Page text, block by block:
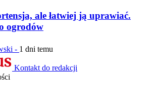
ale łatwiej ją uprawiać.
ogrodów
- 1 dni temu
Kontakt do redakcji